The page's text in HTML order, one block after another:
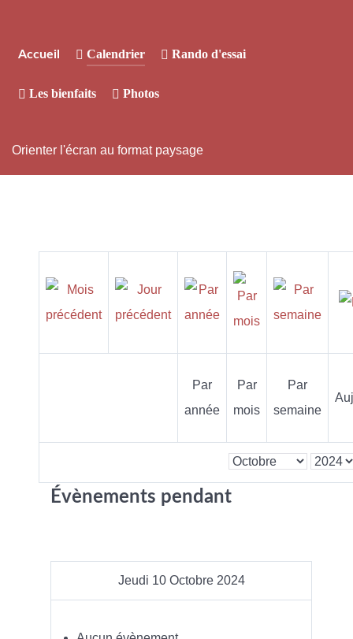
Accueil Calendrier Rando d'essai
Les bienfaits Photos
Orienter l'écran au format paysage
Par
année
Par
mois
Par
semaine
Évènements pendant
Jeudi 10 Octobre 2024